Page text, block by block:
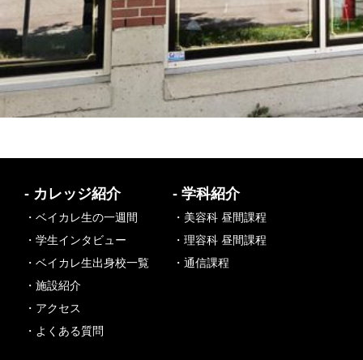
- カレッジ紹介
・ベイカレ生の一週間
・学生インタビュー
・ベイカレ生出身校一覧
・施設紹介
・アクセス
・よくある質問
- 学科紹介
・美容科 昼間課程
・理容科 昼間課程
・通信課程